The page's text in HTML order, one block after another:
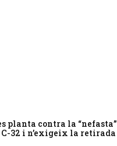
planta contra la “nefasta”
32 i n’exigeix la retirada